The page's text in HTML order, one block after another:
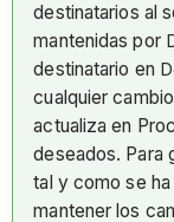
destinatarios al
mantenidas por
destinatario en
cualquier
actualiza en
deseados. Para
tal y como se
mantener los